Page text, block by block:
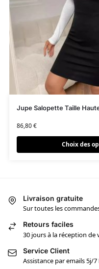
Jupe Salopette Taille
86,80€
Choix des
Livraison gratuite
Sur toutes les
Retours faciles
30 jours à la réception
Service Client
Assistance par emails 5j/